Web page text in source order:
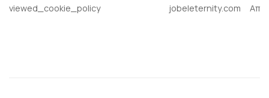
viewed_cookie_policy jobeleternity.com